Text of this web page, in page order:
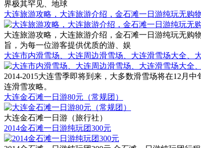
界极其罕见、地球
大连旅游攻略，大连旅游介绍，金石滩一日游纯玩无购
大连旅游攻略，大连旅游介绍，金石滩一日游纯玩无购
旨，为每一位游客提供优质的游、娱
大连市内滑雪场、大连周边滑雪场、大连滑雪场大全、
2014-2015大连雪季即将到来，大多数滑雪场将在12月
连滑雪攻略。
大连金石滩一日游80元（常规团）
大连金石滩一日游（旅行社）
2014金石滩一日游纯玩团300元